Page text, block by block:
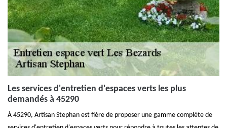
Les services d'entretien d'espaces verts les plus
demandés à 45290
À 45290, Artisan Stephan est fière de proposer une gamme complète de